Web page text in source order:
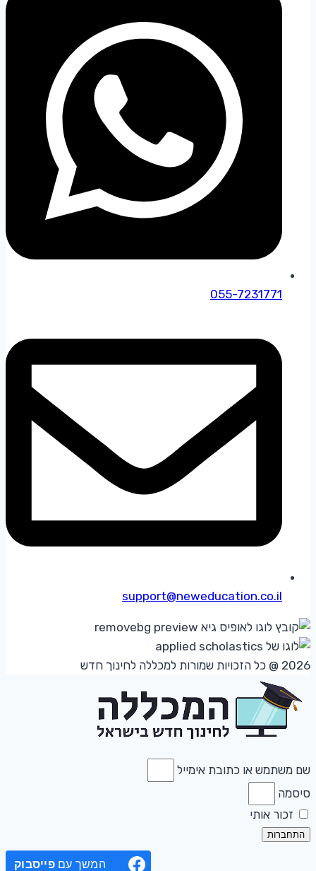
055-7231771
support@neweducation.co.il
2026 @ כל הזכויות שמורות למכללה לחינוך חדש
שם משתמש או כתובת אימייל
סיסמה
זכור אותי
התחברות
המשך עםפייסבוק